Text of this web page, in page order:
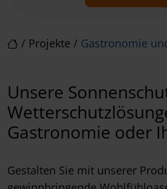
/ Projekte / Gastronomie
Unsere
Gastronomie oder
Gestalten Sie mit unserer